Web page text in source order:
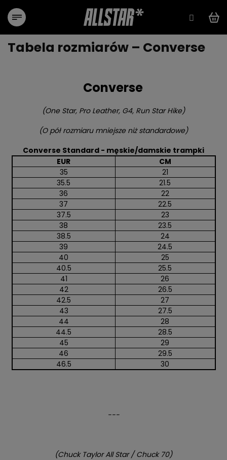
treści
Tabela rozmiarów – Converse
Converse
(One Star, Pro Leather, G4, Run Star Hike)
(O pół rozmiaru mniejsze niż standardowe)
Converse Standard - męskie/damskie trampki
EUR
CM
35
21
35.5
21.5
36
22
37
22.5
37.5
23
38
23.5
38.5
24
39
24.5
40
25
40.5
25.5
41
26
42
26.5
42.5
27
43
27.5
44
28
44.5
28.5
45
29
46
29.5
46.5
30
---
(Chuck Taylor All Star / Chuck 70)